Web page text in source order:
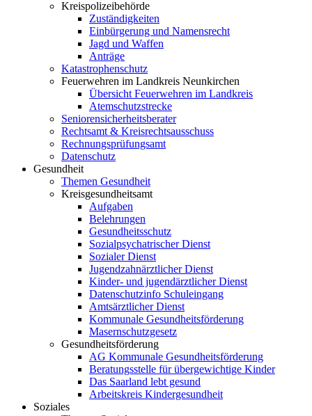
Kreispolizeibehörde
Zuständigkeiten
Einbürgerung und Namensrecht
Jagd und Waffen
Anträge
Katastrophenschutz
Feuerwehren im Landkreis Neunkirchen
Übersicht Feuerwehren im Landkreis
Atemschutzstrecke
Seniorensicherheitsberater
Rechtsamt & Kreisrechtsausschuss
Rechnungsprüfungsamt
Datenschutz
Gesundheit
Themen Gesundheit
Kreisgesundheitsamt
Aufgaben
Belehrungen
Gesundheitsschutz
Sozialpsychatrischer Dienst
Sozialer Dienst
Jugendzahnärztlicher Dienst
Kinder- und jugendärztlicher Dienst
Datenschutzinfo Schuleingang
Amtsärztlicher Dienst
Kommunale Gesundheitsförderung
Masernschutzgesetz
Gesundheitsförderung
AG Kommunale Gesundheitsförderung
Beratungsstelle für übergewichtige Kinder
Das Saarland lebt gesund
Arbeitskreis Kindergesundheit
Soziales